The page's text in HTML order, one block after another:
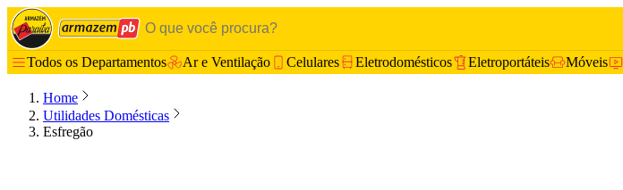
Todos os Departamentos Ar e Ventilação Celulares Eletrodomésticos Eletroportáteis Móveis
Home
Utilidades Domésticas
Esfregão